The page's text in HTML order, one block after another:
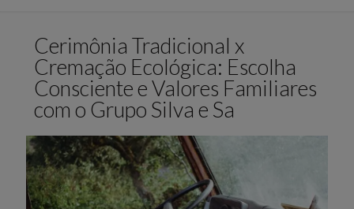
Cerimônia Tradicional x
Cremação Ecológica: Escolha
Consciente e Valores Familiares
com o Grupo Silva e Sa